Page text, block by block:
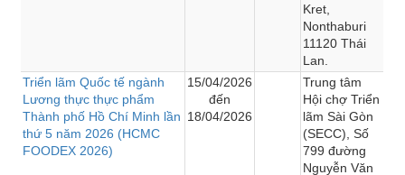
Kret,
Nonthaburi
11120 Thái
Lan.
Triển lãm Quốc tế ngành
Lương thực thực phẩm
Thành phố Hồ Chí Minh lần
thứ 5 năm 2026 (HCMC
FOODEX 2026)
15/04/2026
đến
18/04/2026
Trung tâm
Hội chợ Triển
lãm Sài Gòn
(SECC), Số
799 đường
Nguyễn Văn